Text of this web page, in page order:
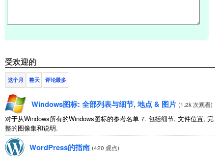
受欢迎的
这个月 整天 评论最多
Windows图标: 全部列表与细节, 地点 & 图片 (1.2k 次观看)
对于从Windows所有的Windows图标的参考名单 7. 包括细节, 文件位置, 完
整的图像集和说明.
WordPress的指南 (420 观点)